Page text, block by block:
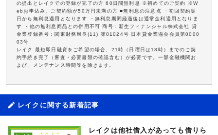
の提出とレイクでの登録が完了の方 60日間無利息 ※初めてのご契約 ※W
ebお申込み、ご契約額が50万円未満の方 ■無利息の注意点 ・初回契約翌
日から無利息適用となります ・無利息期間経過後は通常金利適用となりま
す ・他の無利息商品との併用不可 商号：新生フィナンシャル株式会社 貸
金業登録番号：関東財務局長(11) 第01024号 日本貸金業協会会員第0000
03号
レイク 最短即日融資をご希望の場合、21時（日曜日は18時）までのご契
約手続き完了（審査・必要書類の確認含む）が必要です。一部金融機関お
よび、メンテナンス時間等を除きます。
レイクに関する新着記事
レイクは他社借入があっても借りら